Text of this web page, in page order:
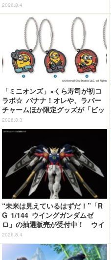
P SHOP「MAGIC STAGE」に新
商品登場
2026.8.4
「ミニオンズ」×くら寿司が初コ
ラボ☆ バナナ！オレや、ラバー
チャームほか限定グッズが「ビッ
くらポン！」に登場【8月7日～】
2026.8.3
“未来は見えているはずだ！”「R
G 1/144 ウイングガンダムゼ
ロ」の抽選販売が受付中！ ウイ
ングバインダーにRGならではの
ギミックを搭載
2026.8.4